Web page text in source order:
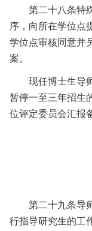
第二十八条特
序，向所在学位点
学位点审核同意并
案。
现任博士生导
暂停一至三年招生
位评定委员会汇报
第二十九条导
行指导研究生的工